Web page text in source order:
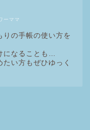
ーママ
りの手帳の使い方を
になることも…
い方もぜひゆっく